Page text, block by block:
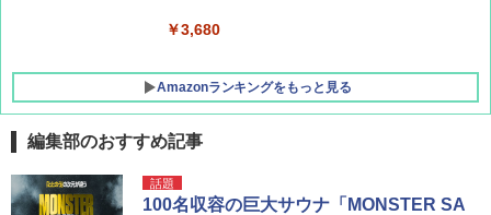
￥3,680
Amazonランキングをもっと見る
編集部のおすすめ記事
話題
100名収容の巨大サウナ「MONSTER SA